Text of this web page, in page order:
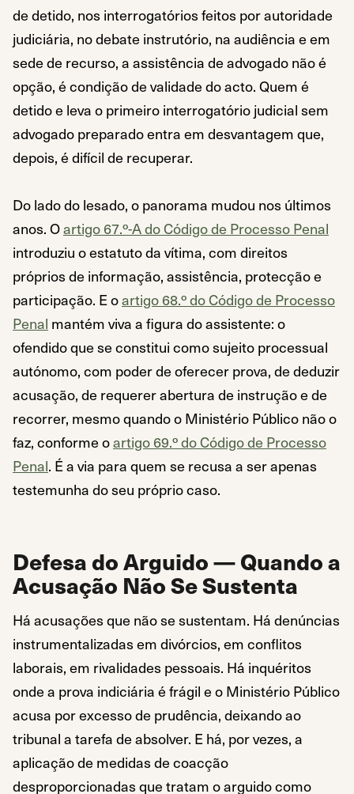
de detido, nos interrogatórios feitos por autoridade
judiciária, no debate instrutório, na audiência e em
sede de recurso, a assistência de advogado não é
opção, é condição de validade do acto. Quem é
detido e leva o primeiro interrogatório judicial sem
advogado preparado entra em desvantagem que,
depois, é difícil de recuperar.
Do lado do lesado, o panorama mudou nos últimos
anos. Oartigo 67.º-A do Código de Processo Penal
introduziu o estatuto da vítima, com direitos
próprios de informação, assistência, protecção e
participação. E oartigo 68.º do Código de Processo
Penal mantém viva a figura do assistente: o
ofendido que se constitui como sujeito processual
autónomo, com poder de oferecer prova, de deduzir
acusação, de requerer abertura de instrução e de
recorrer, mesmo quando o Ministério Público não o
faz, conforme oartigo 69.º do Código de Processo
Penal. É a via para quem se recusa a ser apenas
testemunha do seu próprio caso.
Defesa do Arguido — Quando a
Acusação Não Se Sustenta
Há acusações que não se sustentam. Há denúncias
instrumentalizadas em divórcios, em conflitos
laborais, em rivalidades pessoais. Há inquéritos
onde a prova indiciária é frágil e o Ministério Público
acusa por excesso de prudência, deixando ao
tribunal a tarefa de absolver. E há, por vezes, a
aplicação de medidas de coacção
desproporcionadas que tratam o arguido como